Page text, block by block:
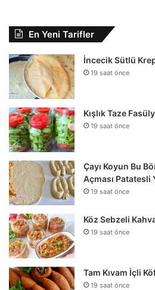
En Yeni Tarifler
İncecik Sütlü
19 saat önce
Kışlık Taze
19 saat önce
Çayı Koyun Bu
Açması Patatesli
19 saat önce
Köz Sebzeli
19 saat önce
Tam Kıvam İçli
19 saat önce